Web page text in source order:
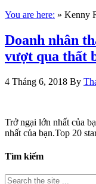
You are here: » Kenny
Doanh nhân
vượt qua thất
4 Tháng 6, 2018 By
Trở ngại lớn nhất của
nhất của bạn.Top 20
Tìm kiếm